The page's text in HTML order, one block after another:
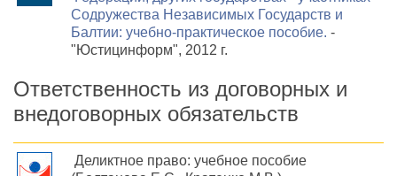
Содружества Независимых Государств и
Балтии: учебно-практическое пособие. -
"Юстицинформ", 2012 г.
Ответственность из договорных и
внедоговорных обязательств
Деликтное право: учебное пособие